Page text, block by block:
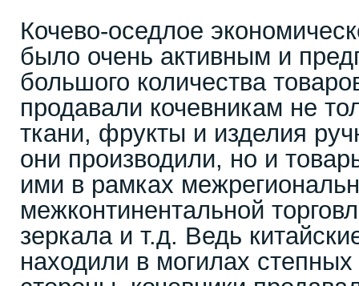
Кочево-оседлое
было очень активным и
большого количества
продавали кочевникам не
ткани, фрукты и изделия
они производили, но и
ими в рамках
межконтинентальной
зеркала и т.д. Ведь
находили в могилах